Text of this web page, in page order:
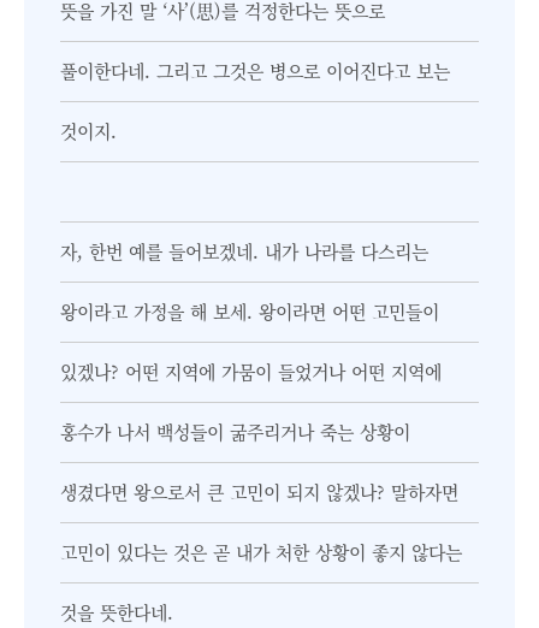
뜻을 가진 말 ‘사’(思)를 걱정한다는 뜻으로
풀이한다네. 그리고 그것은 병으로 이어진다고 보는
것이지.
자, 한번 예를 들어보겠네. 내가 나라를 다스리는
왕이라고 가정을 해 보세. 왕이라면 어떤 고민들이
있겠나? 어떤 지역에 가뭄이 들었거나 어떤 지역에
홍수가 나서 백성들이 굶주리거나 죽는 상황이
생겼다면 왕으로서 큰 고민이 되지 않겠나? 말하자면
고민이 있다는 것은 곧 내가 처한 상황이 좋지 않다는
것을 뜻한다네.